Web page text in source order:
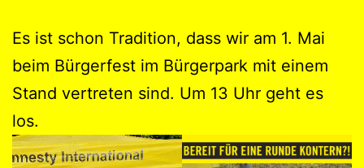
Es ist schon Tradition, dass wir am 1. Mai
beim Bürgerfest im Bürgerpark mit einem
Stand vertreten sind. Um 13 Uhr geht es
los.